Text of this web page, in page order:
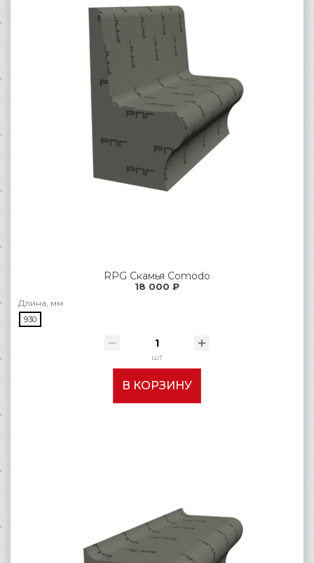
RPG Скамья Comodo
18 000 ₽
Длина, мм
930
шт
В КОРЗИНУ